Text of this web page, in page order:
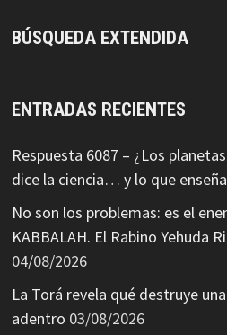
BÚSQUEDA EXTENDIDA
ENTRADAS RECIENTES
Respuesta 6087 – ¿Los
dice la ciencia… y lo que
No son los problemas: es el
KABBALAH. El Rabino Yehuda
04/08/2026
La Torá revela qué destruye
adentro 03/08/2026